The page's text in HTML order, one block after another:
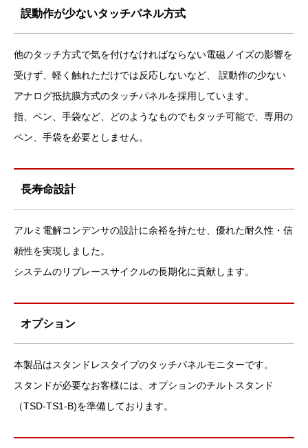
誤動作が少ないタッチパネル方式
他のタッチ方式で気を付けなければならない電磁ノイズの影響を
受けず、軽く触れただけでは反応しないなど、 誤動作の少ない
アナログ抵抗膜方式のタッチパネルを採用しています。
指、ペン、手袋など、どのようなものでもタッチ可能で、専用の
ペン、手袋を必要としません。
長寿命設計
アルミ電解コンデンサの設計に余裕を持たせ、優れた耐久性・信
頼性を実現しました。
システムのリプレースサイクルの長期化に貢献します。
オプション
本製品はスタンドレスタイプのタッチパネルモニターです。
スタンドが必要なお客様には、オプションのチルトスタンド
（TSD-TS1-B)を準備しております。